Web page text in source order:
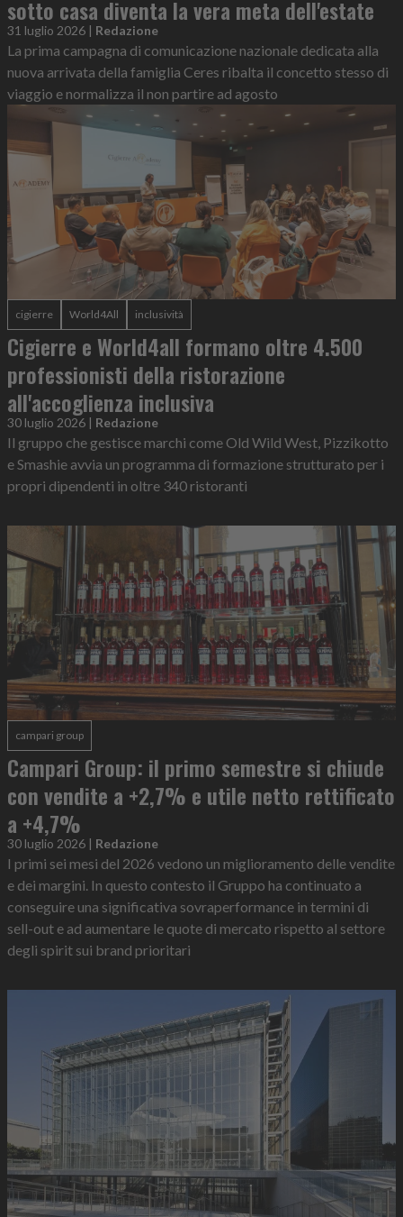
sotto casa diventa la vera meta dell'estate
31 luglio 2026 | Redazione
La prima campagna di comunicazione nazionale dedicata alla
nuova arrivata della famiglia Ceres ribalta il concetto stesso di
viaggio e normalizza il non partire ad agosto
cigierre World4All inclusività
Cigierre e World4all formano oltre 4.500
professionisti della ristorazione
all'accoglienza inclusiva
30 luglio 2026 | Redazione
Il gruppo che gestisce marchi come Old Wild West, Pizzikotto
e Smashie avvia un programma di formazione strutturato per i
propri dipendenti in oltre 340 ristoranti
campari group
Campari Group: il primo semestre si chiude
con vendite a +2,7% e utile netto rettificato
a +4,7%
30 luglio 2026 | Redazione
I primi sei mesi del 2026 vedono un miglioramento delle vendite
e dei margini. In questo contesto il Gruppo ha continuato a
conseguire una significativa sovraperformance in termini di
sell-out e ad aumentare le quote di mercato rispetto al settore
degli spirit sui brand prioritari